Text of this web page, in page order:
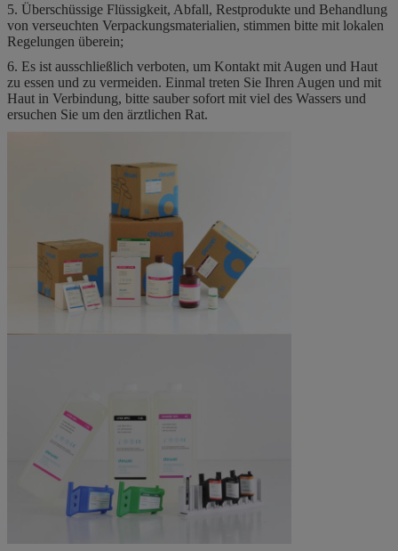
5. Überschüssige Flüssigkeit, Abfall, Restprodukte und Behandlung
von verseuchten Verpackungsmaterialien, stimmen bitte mit lokalen
Regelungen überein;
6. Es ist ausschließlich verboten, um Kontakt mit Augen und Haut
zu essen und zu vermeiden. Einmal treten Sie Ihren Augen und mit
Haut in Verbindung, bitte sauber sofort mit viel des Wassers und
ersuchen Sie um den ärztlichen Rat.